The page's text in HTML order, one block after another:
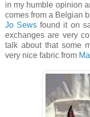
in my humble opinion
comes from a Belgian
Jo Sews found it on
exchanges are very
talk about that some
very nice fabric from